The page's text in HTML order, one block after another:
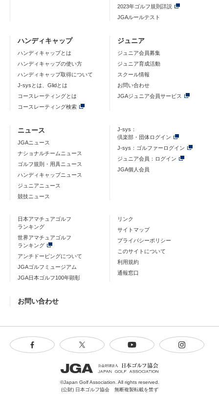
2023年ゴルフ規則詳説
JGAルールテスト
ハンディキャップ
ハンディキャップとは
ハンディキャップの使い方
ハンディキャップ取得について
J-sysとは、Glidとは
コースレーティングとは
コースレーティング検索
ジュニア
ジュニア会員募集
ジュニア育成活動
スクール情報
お問い合わせ
JGAジュニア会員サービス
ニュース
JGAニュース
ナショナルチームニュース
ゴルフ規則・用具ニュース
ハンディキャップニュース
ジュニアニュース
競技ニュース
J-sys：
倶楽部・団体ログイン
J-sys：ゴルファーログイン
ジュニア会員：ログイン
JGA個人会員
日本アマチュアゴルフ
ランキング
世界アマチュアゴルフ
ランキング
アンチドーピングについて
JGAゴルフミュージアム
JGA日本ゴルフ100年顕彰
リンク
サイトマップ
プライバシーポリシー
このサイトについて
利用規約
通報窓口
お問い合わせ
©Japan Golf Association. All rights reserved.
(公財) 日本ゴルフ協会 無断複製転載を禁ず